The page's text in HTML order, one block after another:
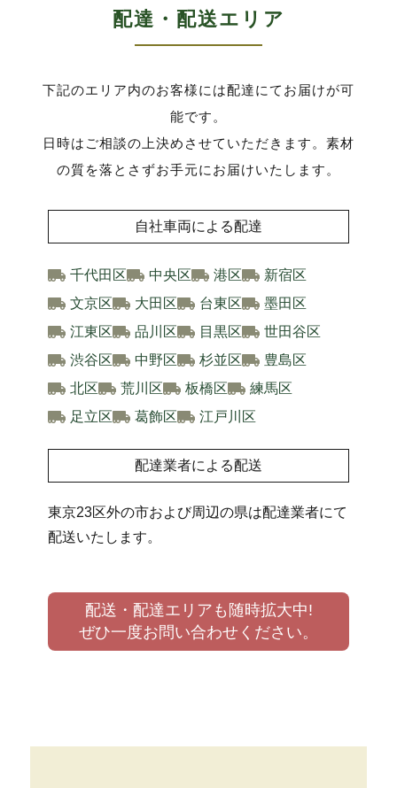
配達・配送エリア
下記のエリア内のお客様には配達にてお届けが可
能です。
日時はご相談の上決めさせていただきます。素材
の質を落とさずお手元にお届けいたします。
自社車両による配達
千代田区 中央区 港区
新宿区
文京区
大田区 台東区
墨田区
江東区
品川区 目黒区
世田谷区
渋谷区
中野区 杉並区
豊島区
北区
荒川区 板橋区
練馬区
足立区
葛飾区 江戸川区
配達業者による配送
東京23区外の市および周辺の県は配達業者にて
配送いたします。
配送・配達エリアも随時拡大中!
ぜひ一度お問い合わせください。